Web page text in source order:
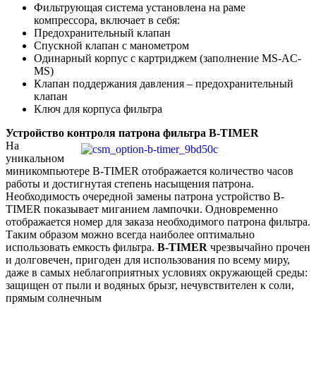
Фильтрующая система установлена на раме
компрессора, включает в себя:
Предохранительный клапан
Спускной клапан с манометром
Одинарный корпус с картриджем (заполнение MS-AC-
MS)
Клапан поддержания давления – предохранительный
клапан
Ключ для корпуса фильтра
Устройство контроля патрона фильтра B-TIMER
На
уникальном
миникомпьютере B-TIMER отображается количество часов
работы и достигнутая степень насыщения патрона.
Необходимость очередной замены патрона устройство B-
TIMER показывает миганием лампочки. Одновременно
отображается номер для заказа необходимого патрона фильтра.
Таким образом можно всегда наиболее оптимально
использовать емкость фильтра. B-TIMER чрезвычайно прочен
и долговечен, пригоден для использования по всему миру,
даже в самых неблагоприятных условиях окружающей среды:
защищен от пыли и водяных брызг, нечувствителен к соли,
прямым солнечным